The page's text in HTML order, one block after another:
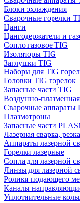
Блоки охлаждения
Сварочные горелки
Цанги
Цангодержатели и
Сопло газовое TIG
Изоляторы TIG
Заглушки TIG
Наборы для TIG
Головки TIG горелок
Запасные части TIG
Воздушно-плазменная
Сварочные аппараты
Плазмотроны
Запасные части
Лазерная сварка,
Аппараты лазерной
Горелки лазерные
Сопла для лазерной
Линзы для лазерной
Ролики подающего
Каналы
Уплотнительные